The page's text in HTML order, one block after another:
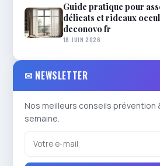
Guide pratique pour
délicats et rideaux
deconovo fr
18 JUIN 2026
✉ NEWSLETTER
Nos meilleurs conseils prévention
semaine.